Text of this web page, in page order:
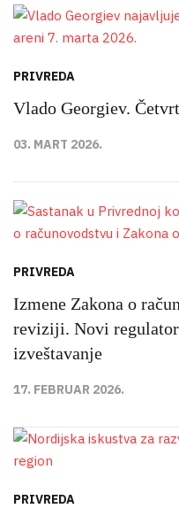
PRIVREDA
Vlado Georgiev.
03. MART 2026.
PRIVREDA
Izmene Zakona o
reviziji. Novi
izveštavanje
17. FEBRUAR 2026.
PRIVREDA